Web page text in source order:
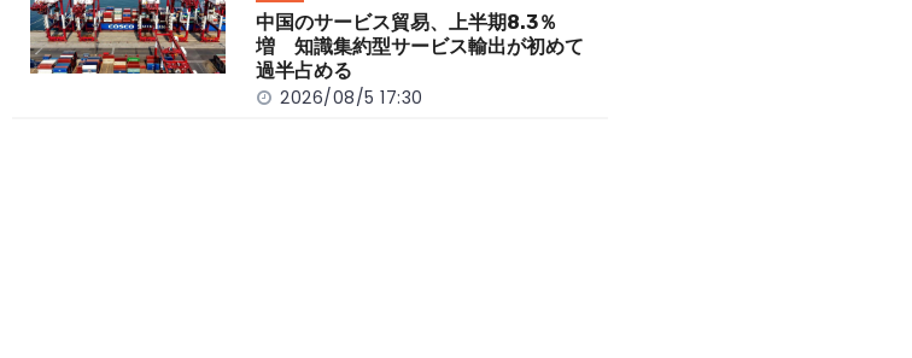
中国のサービス貿易、上半期8.3％
増 知識集約型サービス輸出が初めて
過半占める
2026/08/5 17:30